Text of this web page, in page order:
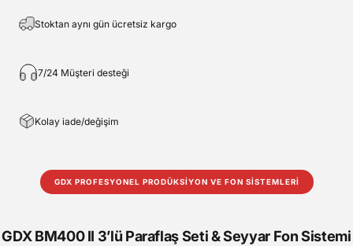
Stoktan aynı gün ücretsiz kargo
7/24 Müşteri desteği
Kolay iade/değişim
GDX PROFESYONEL PRODÜKSİYON VE FON SİSTEMLERİ
GDX BM400 II 3’lü Paraflaş Seti & Seyyar Fon Sistemi